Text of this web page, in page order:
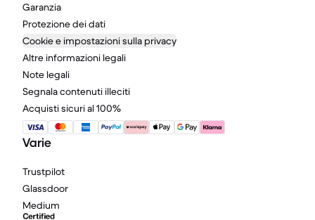
Garanzia
Protezione dei dati
Cookie e impostazioni sulla privacy
Altre informazioni legali
Note legali
Segnala contenuti illeciti
Acquisti sicuri al 100%
Varie
Trustpilot
Glassdoor
Medium